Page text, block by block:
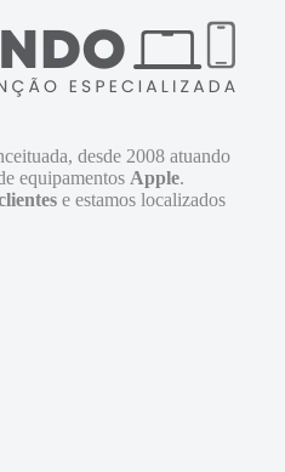
desde 2008 atuando
equipamentos Apple.
e estamos localizados